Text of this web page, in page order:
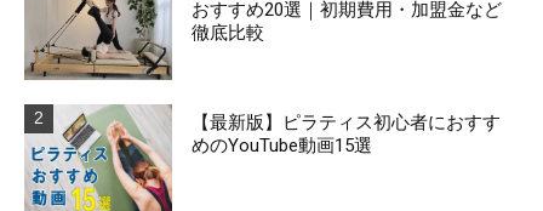
おすすめ20選｜初期費用・加盟金など
徹底比較
【最新版】ピラティス初心者におすす
めのYouTube動画15選